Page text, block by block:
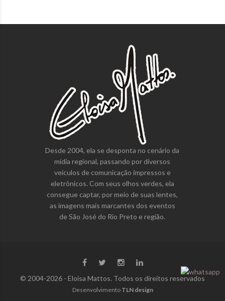
Desde 2004, ela se desponta no cenário da
mídia regional, passando por diversos
veículos de comunicação impressos e
eletrônicos. Com seus olhos verdes, ela
consegue captar, por meio de suas lentes,
as imagens mais marcantes dos eventos
de São José do Rio Preto e região.
© 2004-2026 - Eloisa Mattos. Todos os direitos reservados
Desenvolvimento TLN design